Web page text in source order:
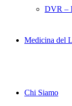
DVR –
Medicina del
Chi Siamo